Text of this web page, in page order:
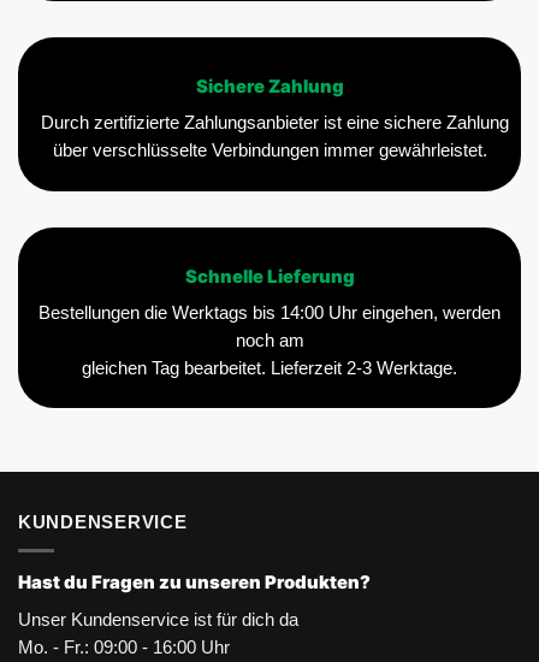
Sichere Zahlung
Durch zertifizierte Zahlungsanbieter ist eine sichere Zahlung
über verschlüsselte Verbindungen immer gewährleistet.
Schnelle Lieferung
Bestellungen die Werktags bis 14:00 Uhr eingehen, werden
noch am
gleichen Tag bearbeitet. Lieferzeit 2-3 Werktage.
KUNDENSERVICE
Hast du Fragen zu unseren Produkten?
Unser Kundenservice ist für dich da
Mo. - Fr.: 09:00 - 16:00 Uhr